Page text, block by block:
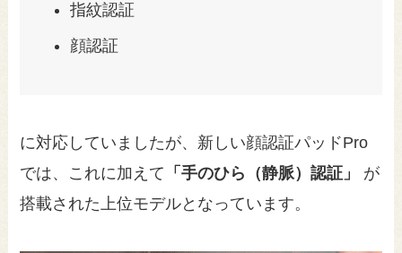
指紋認証
顔認証
に対応していましたが、新しい顔認証パッドPro
では、これに加えて 「手のひら（静脈）認証」
が
搭載された上位モデルとなっています。